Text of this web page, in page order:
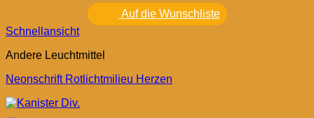
Auf die Wunschliste
Schnellansicht
Andere Leuchtmittel
Neonschrift Rotlichtmilieu Herzen